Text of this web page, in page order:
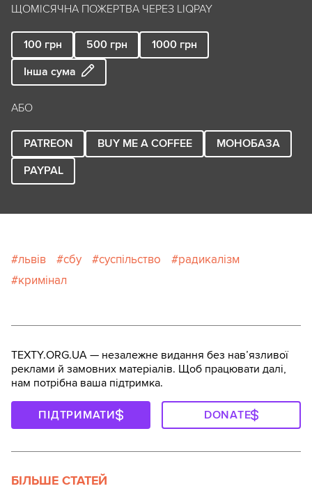
ЩОМІСЯЧНА ПОЖЕРТВА ЧЕРЕЗ LIQPAY
100 грн 500 грн 1000 грн
Інша сума
АБО
PATREON BUY ME A COFFEE
МОНОБАЗА
PAYPAL
львів сбу суспільство
радикалізм
кримінал
TEXTY.ORG.UA — незалежне видання без навʼязливої
реклами й замовних матеріалів. Щоб працювати далі,
нам потрібна ваша підтримка.
ПІДТРИМАТИ DONATE
БІЛЬШЕ СТАТЕЙ